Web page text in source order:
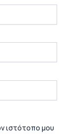
ιστότοπο μου